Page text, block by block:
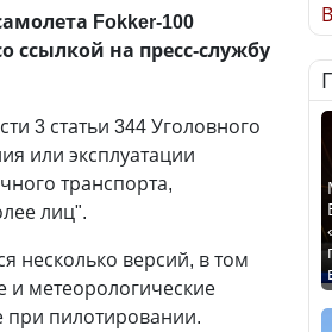
Fokker-100
ссылкой на пресс-службу
3 статьи 344 Уголовного
или эксплуатации
транспорта,
лиц".
несколько версий, в том
и метеорологические
пилотировании.